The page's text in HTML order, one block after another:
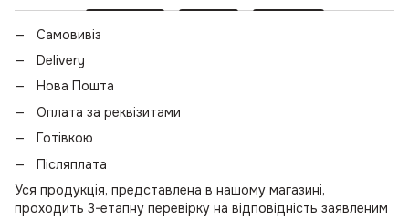
Самовивіз
Delivery
Нова Пошта
Оплата за реквізитами
Готівкою
Післяплата
Уся продукція, представлена в нашому магазині,
проходить 3-етапну перевірку на відповідність заявленим